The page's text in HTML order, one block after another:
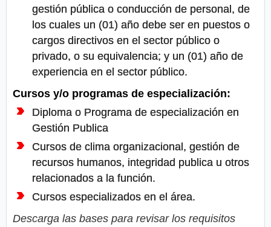
gestión pública o conducción de personal, de
los cuales un (01) año debe ser en puestos o
cargos directivos en el sector público o
privado, o su equivalencia; y un (01) año de
experiencia en el sector público.
Cursos y/o programas de especialización:
Diploma o Programa de especialización en
Gestión Publica
Cursos de clima organizacional, gestión de
recursos humanos, integridad publica u otros
relacionados a la función.
Cursos especializados en el área.
Descarga las bases para revisar los requisitos